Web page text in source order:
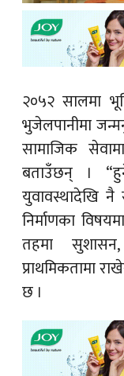
२०५२ सालमा
भुजेलपानीमा
सामाजिक
बताउँछन् ।
युवावस्थादेखि
निर्माणका
तहमा सुशासन,
प्राथमिकतामा
छ ।